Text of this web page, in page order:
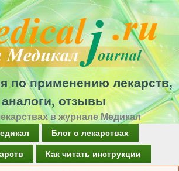
по применению лекарств,
аналоги, отзывы
в журнале Медикал
Блог о лекарствах
Как читать инструкции